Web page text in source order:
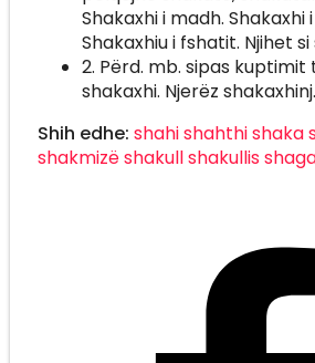
Shakaxhi i madh. Shakaxhi
Shakaxhiu i fshatit. Njihet si
2. Përd. mb. sipas
shakaxhi. Njerëz shakaxhinj.
Shih edhe: shahishahthishaka
shakmizëshakullshakullis